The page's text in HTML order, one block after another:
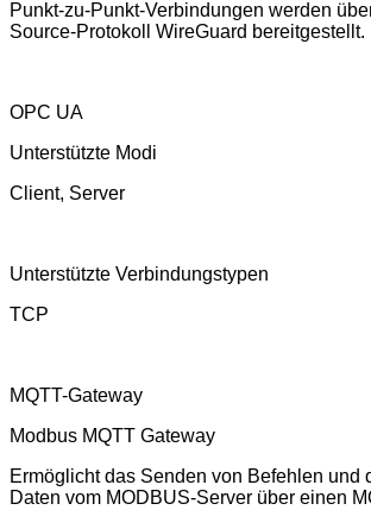
Punkt-zu-Punkt-Verbindungen werden
Source-Protokoll WireGuard bereitgestellt.
OPC UA
Unterstützte Modi
Client, Server
Unterstützte Verbindungstypen
TCP
MQTT-Gateway
Modbus MQTT Gateway
Ermöglicht das Senden von Befehlen und
Daten vom MODBUS-Server über einen